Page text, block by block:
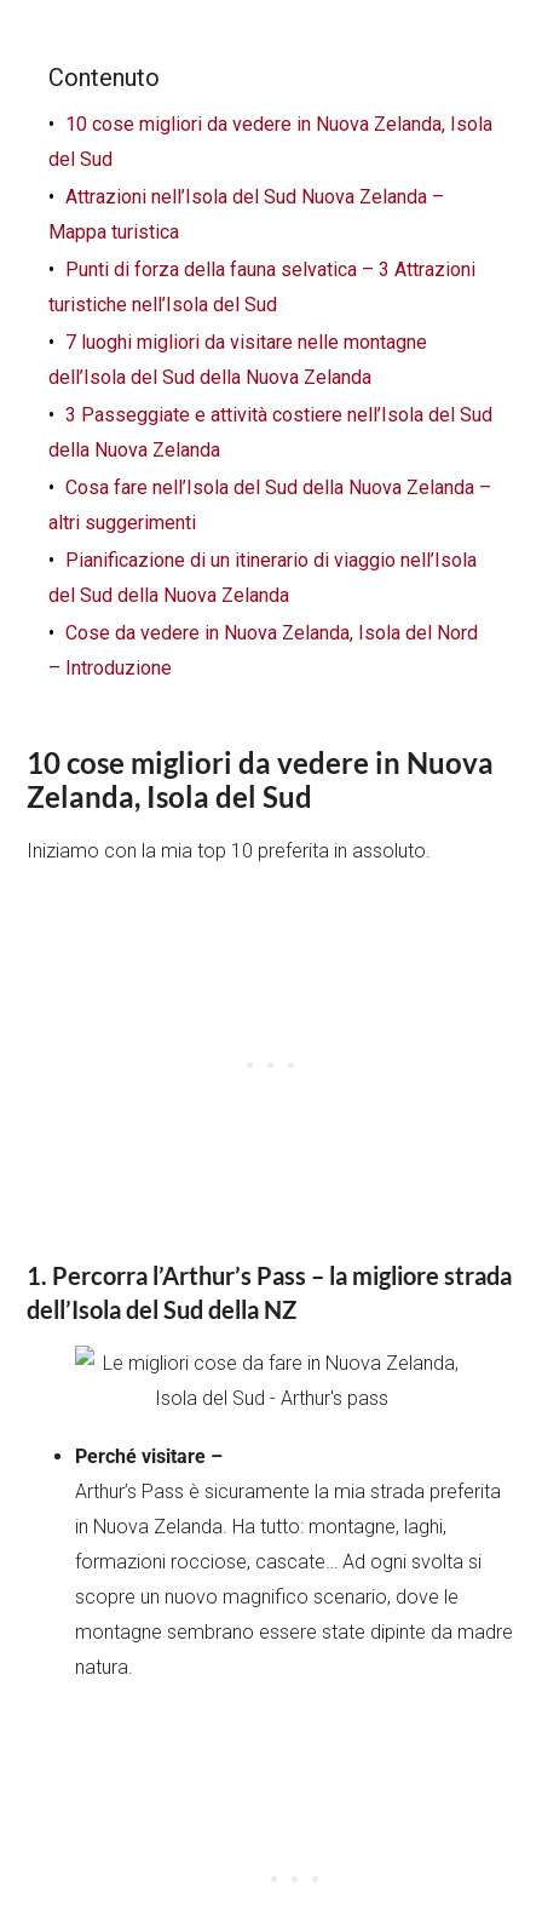
Contenuto
10 cose migliori da vedere in Nuova Zelanda, Isola
del Sud
Attrazioni nell’Isola del Sud Nuova Zelanda –
Mappa turistica
Punti di forza della fauna selvatica – 3 Attrazioni
turistiche nell’Isola del Sud
7 luoghi migliori da visitare nelle montagne
dell’Isola del Sud della Nuova Zelanda
3 Passeggiate e attività costiere nell’Isola del Sud
della Nuova Zelanda
Cosa fare nell’Isola del Sud della Nuova Zelanda –
altri suggerimenti
Pianificazione di un itinerario di viaggio nell’Isola
del Sud della Nuova Zelanda
Cose da vedere in Nuova Zelanda, Isola del Nord
– Introduzione
10 cose migliori da vedere in Nuova
Zelanda, Isola del Sud
Iniziamo con la mia top 10 preferita in assoluto.
1. Percorra l’Arthur’s Pass – la migliore strada
dell’Isola del Sud della NZ
Perché visitare –
Arthur’s Pass è sicuramente la mia strada preferita
in Nuova Zelanda. Ha tutto: montagne, laghi,
formazioni rocciose, cascate… Ad ogni svolta si
scopre un nuovo magnifico scenario, dove le
montagne sembrano essere state dipinte da madre
natura.